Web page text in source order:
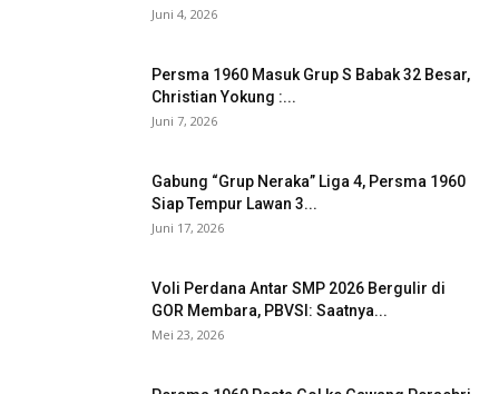
Juni 4, 2026
Persma 1960 Masuk Grup S Babak 32 Besar,
Christian Yokung :...
Juni 7, 2026
Gabung “Grup Neraka” Liga 4, Persma 1960
Siap Tempur Lawan 3...
Juni 17, 2026
Voli Perdana Antar SMP 2026 Bergulir di
GOR Membara, PBVSI: Saatnya...
Mei 23, 2026